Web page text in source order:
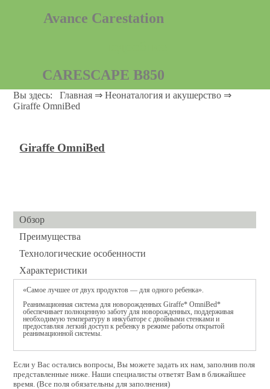
Avance Carestation
CARESCAPE B850
Посмотреть подробности
количество ограниченно
PROCARE B40
Посмотреть подробности
Engstrom Carestation для
новорожденных
количество ограниченно
CIC Pro
Вы здесь:Главная ⇒Неонаталогия и акушерство ⇒
Giraffe OmniBed
Giraffe OmniBed
Обзор
Преимущества
Технологические особенности
Характеристики
«Самое лучшее от двух продуктов — для одного ребенка».
Реанимационная система для новорожденных Giraffe* OmniBed*
обеспечивает полноценную заботу для новорожденных, поддерживая
необходимую температуру в инкубаторе с двойными стенками и
предоставляя легкий доступ к ребенку в режиме работы открытой
реанимационной системы.
Если у Вас остались вопросы, Вы можете задать их нам, заполнив поля
представленные ниже. Наши специалисты ответят Вам в ближайшее
время. (Все поля обязательны для заполнения)